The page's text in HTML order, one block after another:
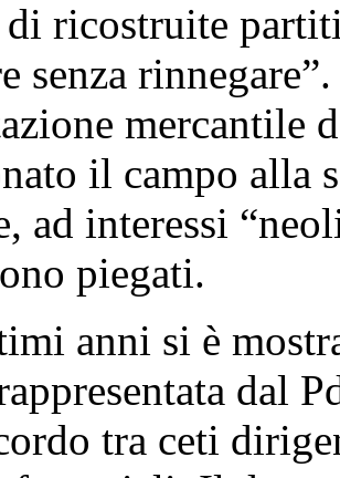
ricostruite
senza
mercantile
il campo alla
ad interessi
piegati.
anni si è
dal
tra ceti